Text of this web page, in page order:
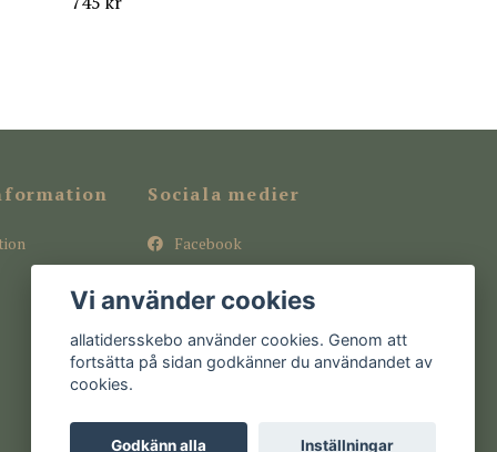
Sociala medier
Facebook
Pinterest
Vi använder cookies
allatidersskebo använder cookies. Genom att
fortsätta på sidan godkänner du användandet av
cookies.
Godkänn alla Inställningar